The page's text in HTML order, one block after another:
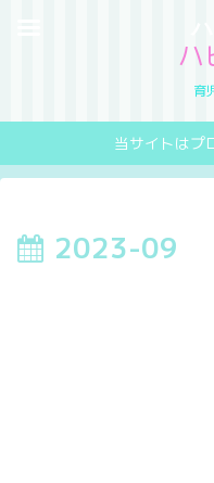
ハ
育
当サイトはプ
2023-09